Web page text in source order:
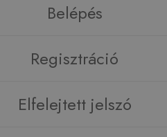
Belépés
Regisztráció
Elfelejtett jelszó